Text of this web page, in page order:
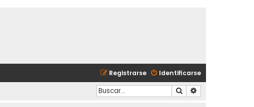
Identificarse
Registrarse
Buscar